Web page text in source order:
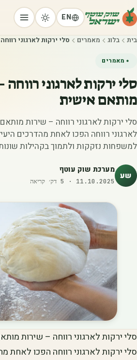
EN
בית בלוג מאמרים סלי ירקות לארגוני
מאמרים
סלי ירקות לארגוני
מותאם אישית
סלי ירקות לארגוני רווחה – שירות
לארגוני רווחה הפכו לאחת מהדרכים
למשפחות נזקקות ולתמוך בקהילות
שע מערכת שוק עוטף
11.10.2025
·
5 דק׳ קריאה
סלי ירקות לארגוני רווחה – שירות
סלי ירקות לארגוני רווחה הפכו לאחת